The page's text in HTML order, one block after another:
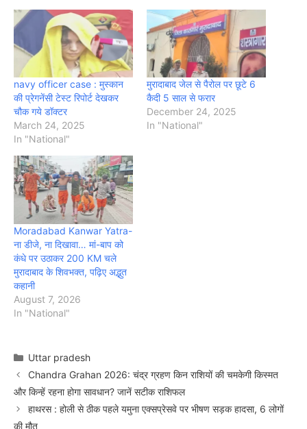
navy officer case : मुस्कान
की प्रेगनेंसी टेस्ट रिपोर्ट देखकर
चौक गये डॉक्टर
March 24, 2025
In "National"
मुरादाबाद जेल से पैरोल पर छूटे 6
कैदी 5 साल से फरार
December 24, 2025
In "National"
Moradabad Kanwar Yatra-
ना डीजे, ना दिखावा… मां-बाप को
कंधे पर उठाकर 200 KM चले
मुरादाबाद के शिवभक्त, पढ़िए अद्भुत
कहानी
August 7, 2026
In "National"
Categories
Uttar pradesh
Chandra Grahan 2026: चंद्र ग्रहण किन राशियों की चमकेगी किस्मत
और किन्हें रहना होगा सावधान? जानें सटीक राशिफल
हाथरस : होली से ठीक पहले यमुना एक्सप्रेसवे पर भीषण सड़क हादसा, 6 लोगों
की मौत